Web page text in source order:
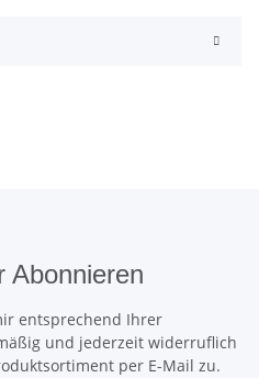
Abonnieren
entsprechend Ihrer
und jederzeit widerruflich
per E-Mail zu.